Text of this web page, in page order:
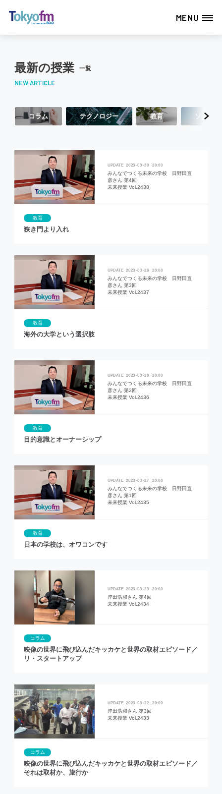
MENU
最新の授業 一覧
NEW ARTICLE
コラム テクノロジー 教育 ソーシャ
2023 03 30 20:00
みんなでつくる未来の学校 日野田直
彦さん 第4回
未来授業 Vol.2438
教育
狭き門より入れ
2023 03 29 20:00
みんなでつくる未来の学校 日野田直
彦さん 第3回
未来授業 Vol.2437
教育
海外の大学という選択肢
2023 03 28 20:00
みんなでつくる未来の学校 日野田直
彦さん 第2回
未来授業 Vol.2436
教育
目的意識とオーナーシップ
2023 03 27 20:00
みんなでつくる未来の学校 日野田直
彦さん 第1回
未来授業 Vol.2435
教育
日本の学校は、オワコンです
2023 03 23 20:00
岸田浩和さん 第4回
未来授業 Vol.2434
コラム
映像の世界に飛び込んだキッカケと世界の取材エピソード／
リ・スタートアップ
2023 03 22 20:00
岸田浩和さん 第3回
未来授業 Vol.2433
コラム
映像の世界に飛び込んだキッカケと世界の取材エピソード／
それは取材か、旅行か